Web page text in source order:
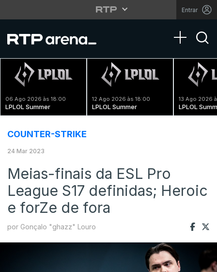
Entrar
Toggle
06 Ago 2026 às 18:00
LPLOL Summer
12 Ago 2026 às 18:00
LPLOL Summer
13 Ago 2026
LPLOL
COUNTER-STRIKE
24 Mar 2023
Meias-finais da ESL Pro
League S17 definidas; Heroic
e forZe de fora
por Gonçalo "ghazz" Louro